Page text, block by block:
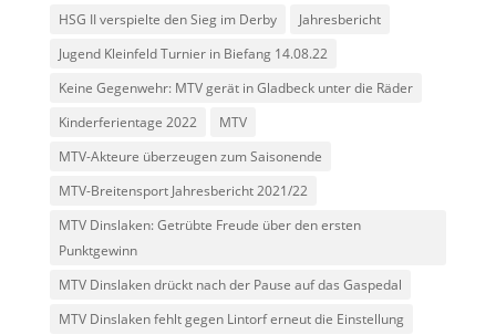
HSG II verspielte den Sieg im Derby
Jahresbericht
Jugend Kleinfeld Turnier in Biefang 14.08.22
Keine Gegenwehr: MTV gerät in Gladbeck unter die Räder
Kinderferientage 2022
MTV
MTV-Akteure überzeugen zum Saisonende
MTV-Breitensport Jahresbericht 2021/22
MTV Dinslaken: Getrübte Freude über den ersten
Punktgewinn
MTV Dinslaken drückt nach der Pause auf das Gaspedal
MTV Dinslaken fehlt gegen Lintorf erneut die Einstellung